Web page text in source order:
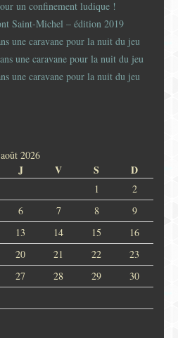
un confinement ludique !
Saint-Michel – édition 2019
une caravane pour la nuit du jeu
une caravane pour la nuit du jeu
une caravane pour la nuit du jeu
août 2026
J V S D
1
2
6 7 8
9
13 14 15
16
20 21 22
23
27 28 29
30